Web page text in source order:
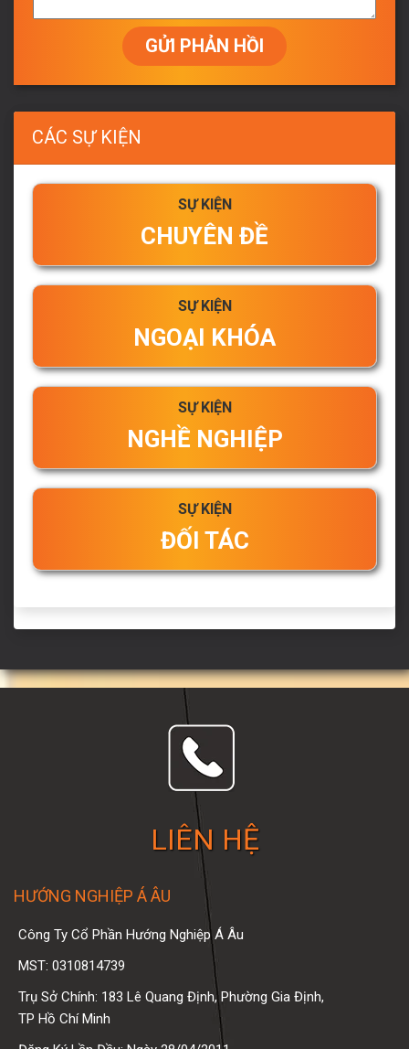
GỬI PHẢN HỒI
CÁC SỰ KIỆN
SỰ KIỆN
CHUYÊN ĐỀ
SỰ KIỆN
NGOẠI KHÓA
SỰ KIỆN
NGHỀ NGHIỆP
SỰ KIỆN
ĐỐI TÁC
LIÊN HỆ
HƯỚNG NGHIỆP Á ÂU
Công Ty Cổ Phần Hướng Nghiệp Á Âu
MST: 0310814739
Trụ Sở Chính: 183 Lê Quang Định, Phường Gia Định,
TP Hồ Chí Minh